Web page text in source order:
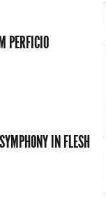
PERFICIO
IN FLESH